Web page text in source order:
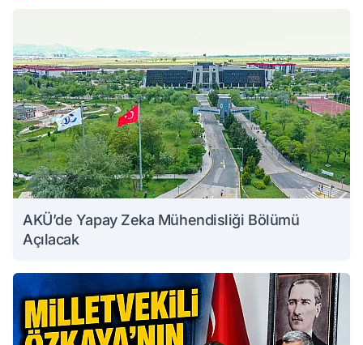
AKÜ’de Yapay Zeka Mühendisliği Bölümü
Açılacak